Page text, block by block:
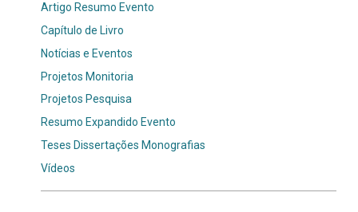
Artigo Resumo Evento
Capítulo de Livro
Notícias e Eventos
Projetos Monitoria
Projetos Pesquisa
Resumo Expandido Evento
Teses Dissertações Monografias
Vídeos